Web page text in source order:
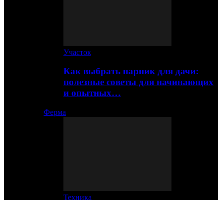
Участок
Как выбрать парник для дачи:
полезные советы для начинающих
и опытных…
Ферма
Техника